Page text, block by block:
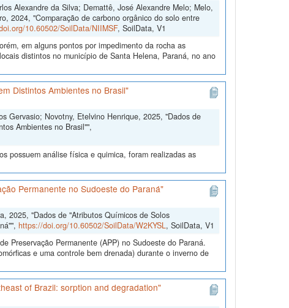
Alexandre da Silva; Demattê, José Alexandre Melo; Melo,
2024, "Comparação de carbono orgânico do solo entre
10.60502/SoilData/NIIMSF, SoilData, V1
em alguns pontos por impedimento da rocha as
distintos no município de Santa Helena, Paraná, no ano
Distintos Ambientes no Brasil"
Gervasio; Novotny, Etelvino Henrique, 2025, "Dados de
Ambientes no Brasil"",
possuem análise física e quimica, foram realizadas as
Permanente no Sudoeste do Paraná"
2025, "Dados de "Atributos Químicos de Solos
https://doi.org/10.60502/SoilData/W2KYSL, SoilData, V1
Preservação Permanente (APP) no Sudoeste do Paraná.
e uma controle bem drenada) durante o inverno de
of Brazil: sorption and degradation"